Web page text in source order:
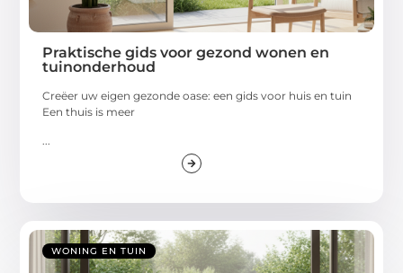
Praktische gids voor gezond wonen en
tuinonderhoud
Creëer uw eigen gezonde oase: een gids voor huis en tuin
Een thuis is meer
...
WONING EN TUIN